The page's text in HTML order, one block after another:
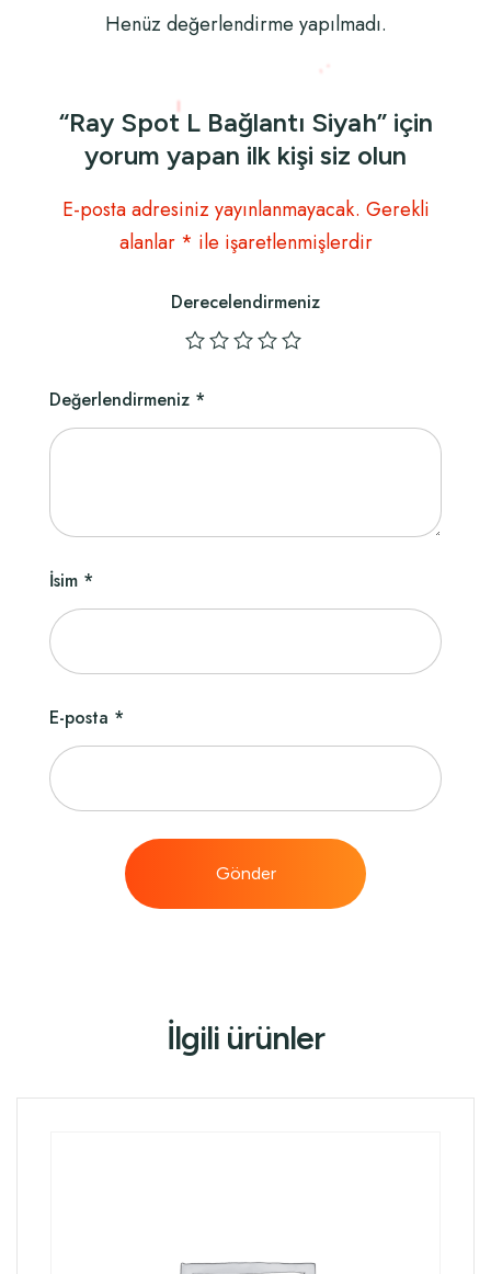
Henüz değerlendirme yapılmadı.
“Ray Spot L Bağlantı Siyah” için
yorum yapan ilk kişi siz olun
E-posta adresiniz yayınlanmayacak. Gerekli
alanlar * ile işaretlenmişlerdir
Derecelendirmeniz
Değerlendirmeniz *
İsim *
E-posta *
İlgili ürünler